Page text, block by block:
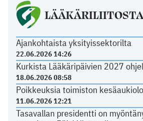
LÄÄKÄRILIITOSTA
Ajankohtaista yksityissektorilta
22.06.2026 14:26
Kurkista Lääkäripäivien 2027
18.06.2026 08:58
Poikkeuksia toimiston
11.06.2026 12:21
Tasavallan presidentti on